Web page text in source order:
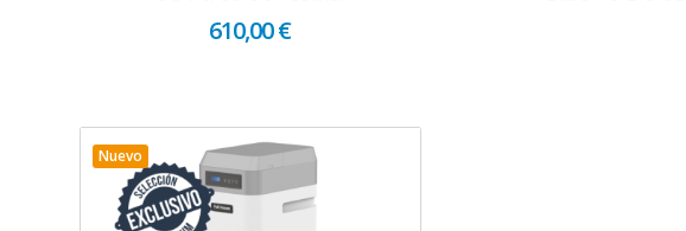
610,00 €
Nuevo